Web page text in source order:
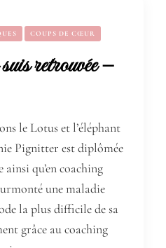
COUPS DE CŒUR
retrouvée –
le Lotus et l’éléphant
Pignitter est diplômée
qu’en coaching
une maladie
la plus difficile de sa
grâce au coaching